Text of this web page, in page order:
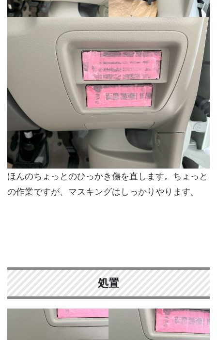
ほんのちょっとのひっかき傷を直します。ちょっと
の作業ですが、マスキングはしっかりやります。
処置